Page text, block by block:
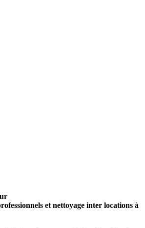
et nettoyage inter locations à